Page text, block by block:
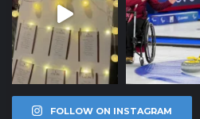
FOLLOW ON INSTAGRAM